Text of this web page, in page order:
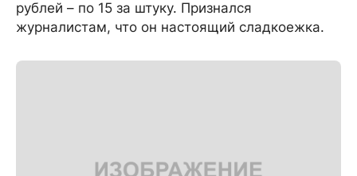
рублей – по 15 за штуку. Признался
журналистам, что он настоящий сладкоежка.